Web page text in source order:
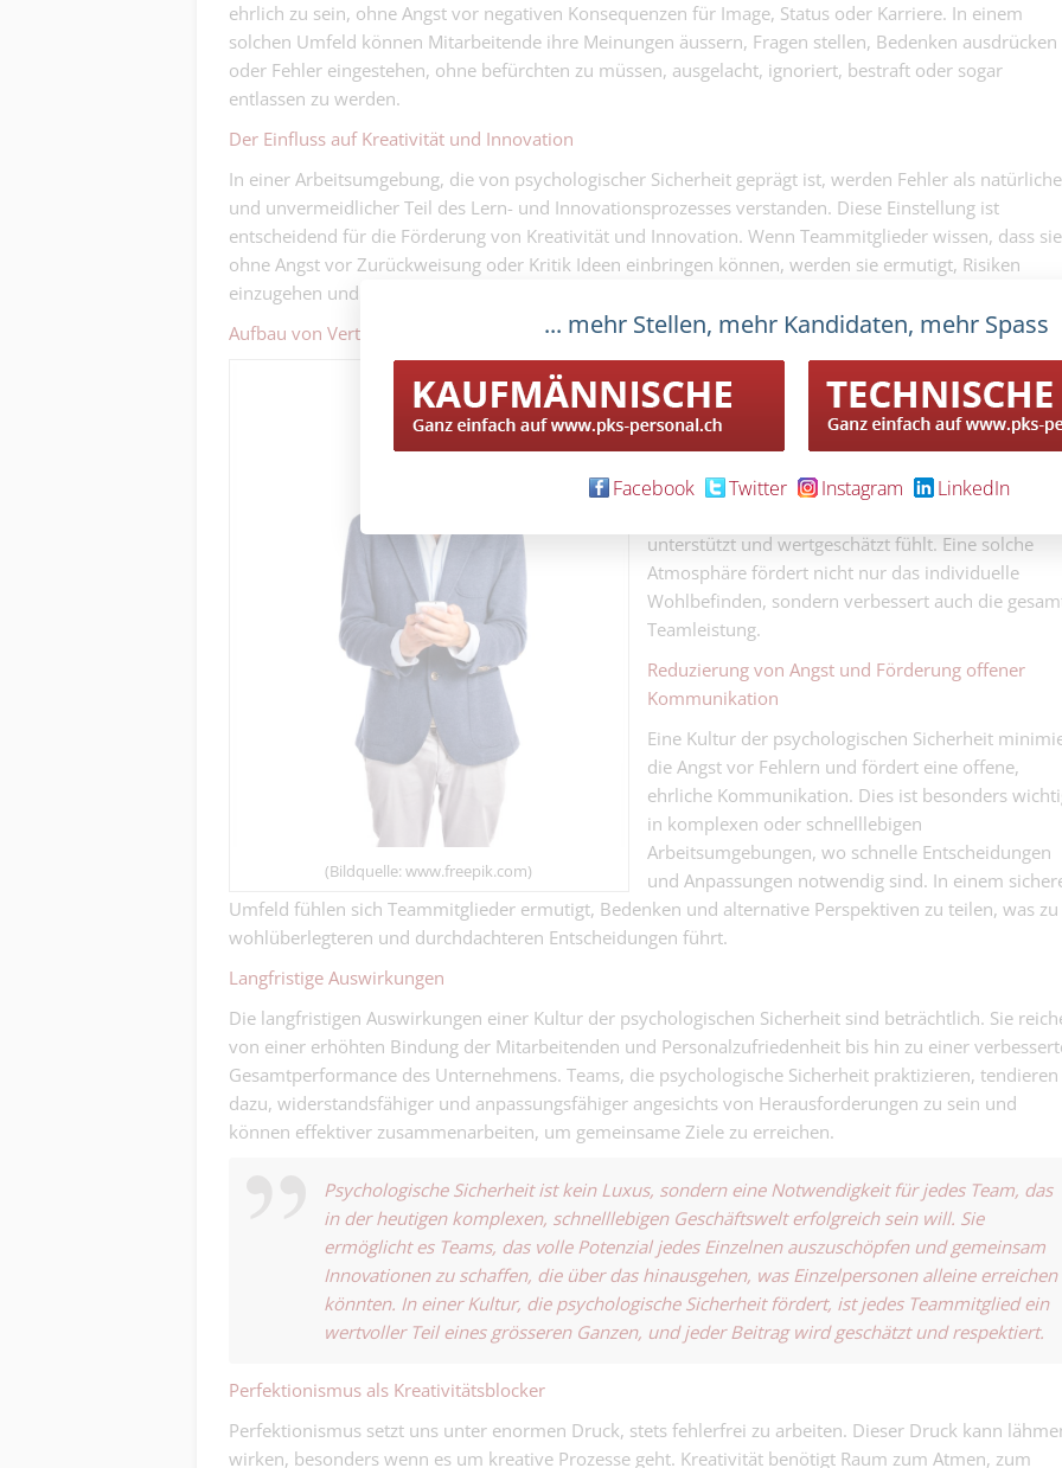
ehrlich zu sein, ohne Angst vor negativen Konsequenzen für Image, Status oder Karriere. In einem
solchen Umfeld können Mitarbeitende ihre Meinungen äussern, Fragen stellen, Bedenken ausdrücken
oder Fehler eingestehen, ohne befürchten zu müssen, ausgelacht, ignoriert, bestraft oder sogar
entlassen zu werden.
Der Einfluss auf Kreativität und Innovation
In einer Arbeitsumgebung, die von psychologischer Sicherheit geprägt ist, werden Fehler als
und unvermeidlicher Teil des Lern- und Innovationsprozesses verstanden. Diese Einstellung ist
entscheidend für die Förderung von Kreativität und Innovation. Wenn Teammitglieder wissen, dass sie
ohne Angst vor Zurückweisung oder Kritik Ideen einbringen können, werden sie ermutigt, Risiken
einzugehen und neue, oft unkonventionelle Lösungsansätze zu verfolgen.
Aufbau von Vertrauen und Zusammenhalt
(Bildquelle: www.freepik.com)
lachen und sie als gemeinsame Erfahrungen zu
begreifen, entwickeln ein tieferes Gefühl der
Zugehörigkeit und des gegenseitigen Vertrauens.
Dieses Vertrauen ist die Basis für eine starke,
unterstützt und wertgeschätzt fühlt. Eine solche
Atmosphäre fördert nicht nur das individuelle
Wohlbefinden, sondern verbessert auch die
Teamleistung.
Reduzierung von Angst und Förderung offener
Kommunikation
Eine Kultur der psychologischen Sicherheit
die Angst vor Fehlern und fördert eine offene,
ehrliche Kommunikation. Dies ist besonders
in komplexen oder schnelllebigen
Arbeitsumgebungen, wo schnelle Entscheidungen
und Anpassungen notwendig sind. In einem
Umfeld fühlen sich Teammitglieder ermutigt, Bedenken und alternative Perspektiven zu teilen, was zu
wohlüberlegteren und durchdachteren Entscheidungen führt.
Langfristige Auswirkungen
Die langfristigen Auswirkungen einer Kultur der psychologischen Sicherheit sind beträchtlich. Sie
von einer erhöhten Bindung der Mitarbeitenden und Personalzufriedenheit bis hin zu einer
Gesamtperformance des Unternehmens. Teams, die psychologische Sicherheit praktizieren, tendieren
dazu, widerstandsfähiger und anpassungsfähiger angesichts von Herausforderungen zu sein und
können effektiver zusammenarbeiten, um gemeinsame Ziele zu erreichen.
Psychologische Sicherheit ist kein Luxus, sondern eine Notwendigkeit für jedes Team, das
in der heutigen komplexen, schnelllebigen Geschäftswelt erfolgreich sein will. Sie
ermöglicht es Teams, das volle Potenzial jedes Einzelnen auszuschöpfen und gemeinsam
Innovationen zu schaffen, die über das hinausgehen, was Einzelpersonen alleine erreichen
könnten. In einer Kultur, die psychologische Sicherheit fördert, ist jedes Teammitglied ein
wertvoller Teil eines grösseren Ganzen, und jeder Beitrag wird geschätzt und respektiert.
Perfektionismus als Kreativitätsblocker
Perfektionismus setzt uns unter enormen Druck, stets fehlerfrei zu arbeiten. Dieser Druck kann
wirken, besonders wenn es um kreative Prozesse geht. Kreativität benötigt Raum zum Atmen, zum
... mehr Stellen, mehr Kandidaten, mehr Spass
Facebook Twitter Instagram LinkedIn